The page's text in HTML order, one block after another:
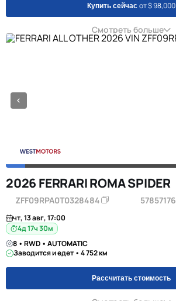
Купить сейчас от $ 98,000
Смотреть больше
2026 FERRARI ROMA SPIDER
ZFF09RPA0T0328484 57857176
чт, 13 авг, 17:00
4д 17ч 30м
8 • RWD • AUTOMATIC
Заводится и едет • 4 752 км
Рассчитать стоимость